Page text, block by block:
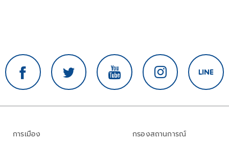
การเมือง
กรองสถานการณ์